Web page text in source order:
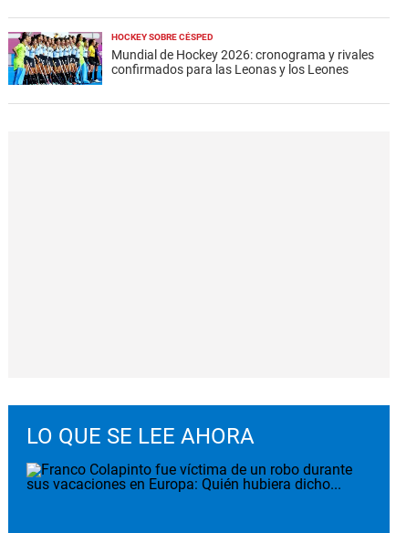
HOCKEY SOBRE CÉSPED
Mundial de Hockey 2026: cronograma y rivales
confirmados para las Leonas y los Leones
LO QUE SE LEE AHORA